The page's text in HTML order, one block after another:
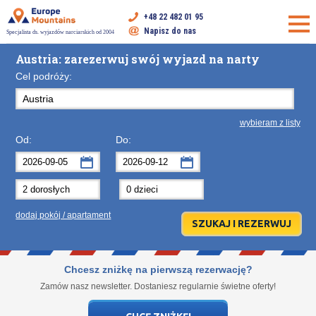
Specjalista ds. wyjazdów narciarskich od 2004
+48 22 482 01 95
Napisz do nas
Austria: zarezerwuj swój wyjazd na narty
Cel podróży:
wybieram z listy
Od:
wrzesień 2026
Po Wt Śr Cz
31 1 4 5 6
11 12 13
21 22 23 24 25 26
29 30 1
Do:
Po Wt
1 2 3
8 9 10
21 22 23 24
28 29 30
dodaj pokój / apartament
Chcesz zniżkę na pierwszą rezerwację?
Zamów nasz newsletter. Dostaniesz regularnie świetne oferty!